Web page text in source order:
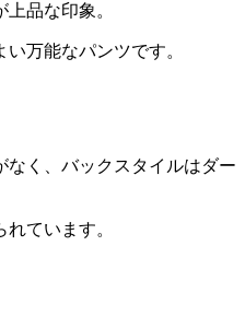
品な印象。
万能なパンツです。
なく、バックスタイルはダー
ています。